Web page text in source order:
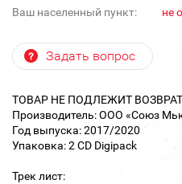
Ваш населенный пункт: не
Задать вопрос
ТОВАР НЕ ПОДЛЕЖИТ
Производитель: ООО «Союз
Год выпуска: 2017/2020
Упаковка: 2 CD Digipack
Трек лист: